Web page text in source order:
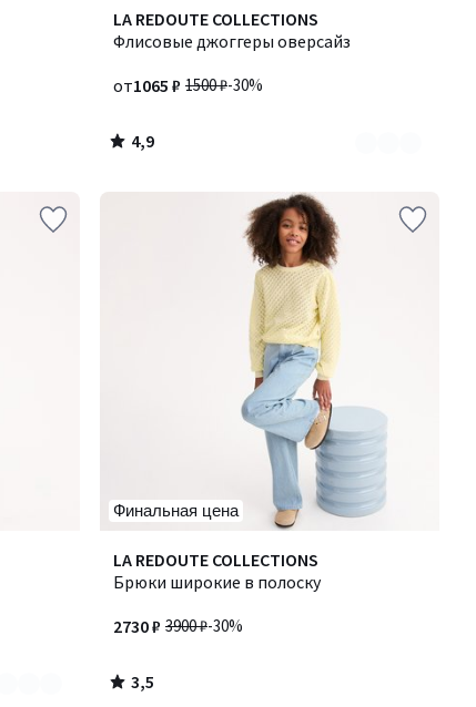
LA REDOUTE COLLECTIONS
Флисовые джоггеры оверсайз
1500 ₽-30%
от1065 ₽
4,9
/ 5
Количество
цветов:
4,9
/
Финальная цена
LA REDOUTE COLLECTIONS
Брюки широкие в полоску
3900 ₽-30%
2730 ₽
3,5
/ 5
3,5
/